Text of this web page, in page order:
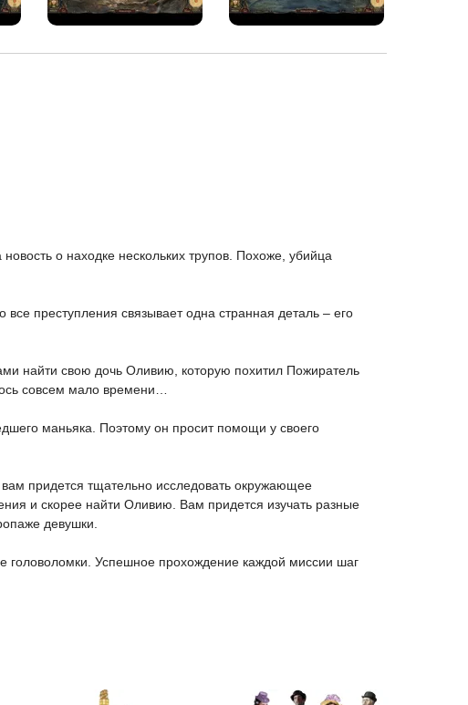
о находке нескольких трупов. Похоже, убийца
преступления связывает одна странная деталь – его
найти свою дочь Оливию, которую похитил Пожиратель
совсем мало времени…
маньяка. Поэтому он просит помощи у своего
придется тщательно исследовать окружающее
и скорее найти Оливию. Вам придется изучать разные
девушки.
головоломки. Успешное прохождение каждой миссии шаг